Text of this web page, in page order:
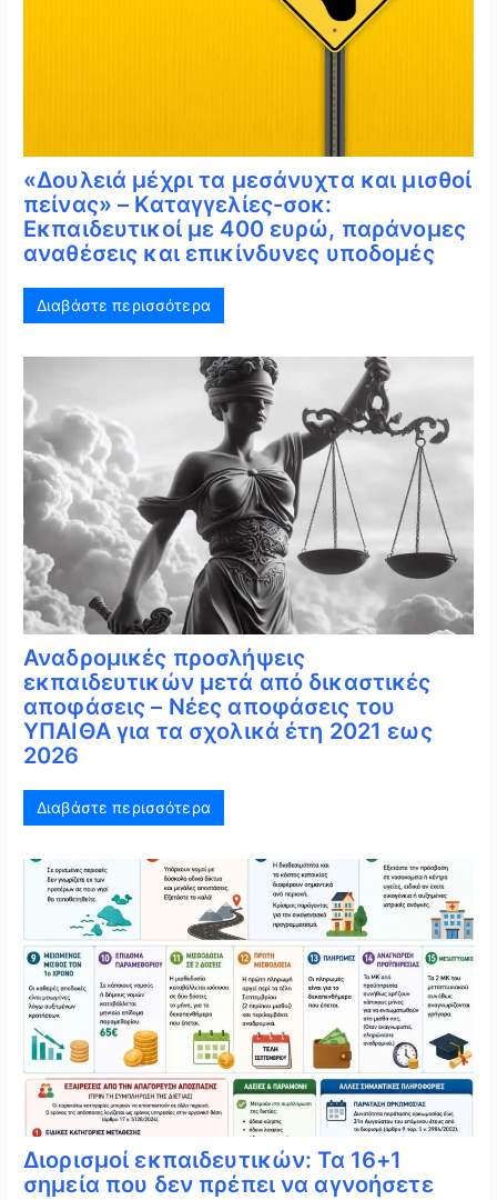
«Δουλειά μέχρι τα μεσάνυχτα και μισθοί
πείνας» – Καταγγελίες-σοκ:
Εκπαιδευτικοί με 400 ευρώ, παράνομες
αναθέσεις και επικίνδυνες υποδομές
Διαβάστε περισσότερα
Αναδρομικές προσλήψεις
εκπαιδευτικών μετά από δικαστικές
αποφάσεις – Νέες αποφάσεις του
ΥΠΑΙΘΑ για τα σχολικά έτη 2021 εως
2026
Διαβάστε περισσότερα
Διορισμοί εκπαιδευτικών: Τα 16+1
σημεία που δεν πρέπει να αγνοήσετε